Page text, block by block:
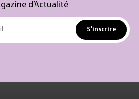
d’Actualité
S'inscrire